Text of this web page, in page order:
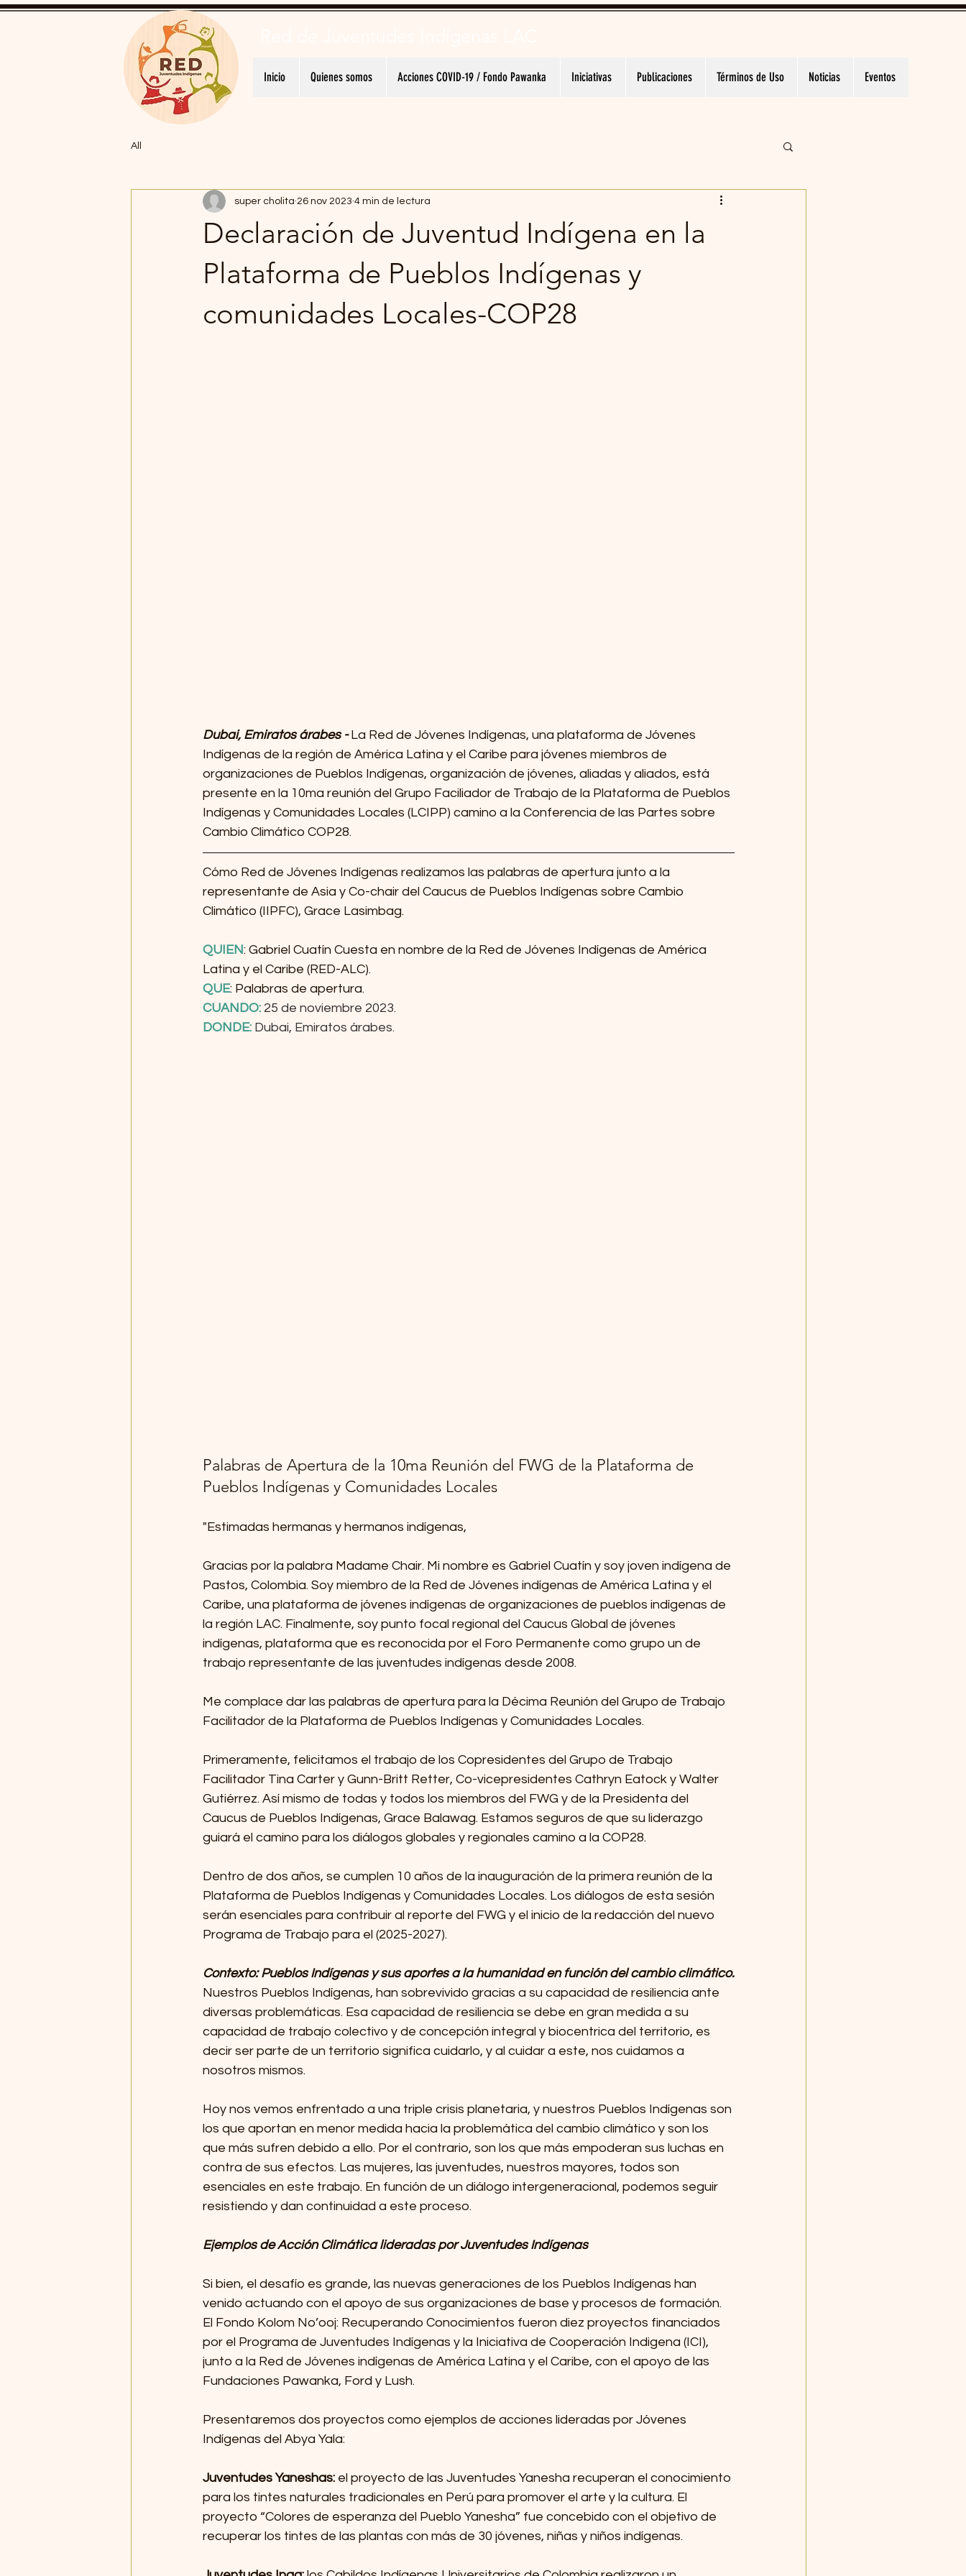
Inicio Quienes somos Acciones COVID-19 / Fondo Pawanka Iniciativas Publicaciones Términos de Uso Noticias Eventos
All
Declaración de Juventud Indígena en la
Plataforma de Pueblos Indígenas y
comunidades Locales-COP28
super cholita 26 nov 2023 4 min de lectura
Dubai, Emiratos árabes - La Red de Jóvenes Indígenas, una plataforma de Jóvenes
Indígenas de la región de América Latina y el Caribe para jóvenes miembros de
organizaciones de Pueblos Indígenas, organización de jóvenes, aliadas y aliados, está
presente en la 10ma reunión del Grupo Faciliador de Trabajo de la Plataforma de Pueblos
Indígenas y Comunidades Locales (LCIPP) camino a la Conferencia de las Partes sobre
Cambio Climático COP28.
Cómo Red de Jóvenes Indígenas realizamos las palabras de apertura junto a la
representante de Asia y Co-chair del Caucus de Pueblos Indígenas sobre Cambio
Climático (IIPFC), Grace Lasimbag.
QUIEN: Gabriel Cuatín Cuesta en nombre de la Red de Jóvenes Indígenas de América
Latina y el Caribe (RED-ALC).
QUE: Palabras de apertura.
CUANDO: 25 de noviembre 2023.
DONDE: Dubai, Emiratos árabes.
Palabras de Apertura de la 10ma Reunión del FWG de la Plataforma de
Pueblos Indígenas y Comunidades Locales
"Estimadas hermanas y hermanos indígenas,
Gracias por la palabra Madame Chair. Mi nombre es Gabriel Cuatín y soy joven indígena de
Pastos, Colombia. Soy miembro de la Red de Jóvenes indígenas de América Latina y el
Caribe, una plataforma de jóvenes indígenas de organizaciones de pueblos indígenas de
la región LAC. Finalmente, soy punto focal regional del Caucus Global de jóvenes
indígenas, plataforma que es reconocida por el Foro Permanente como grupo un de
trabajo representante de las juventudes indígenas desde 2008.
Me complace dar las palabras de apertura para la Décima Reunión del Grupo de Trabajo
Facilitador de la Plataforma de Pueblos Indígenas y Comunidades Locales.
Primeramente, felicitamos el trabajo de los Copresidentes del Grupo de Trabajo
Facilitador Tina Carter y Gunn-Britt Retter, Co-vicepresidentes Cathryn Eatock y Walter
Gutiérrez. Así mismo de todas y todos los miembros del FWG y de la Presidenta del
Caucus de Pueblos Indígenas, Grace Balawag. Estamos seguros de que su liderazgo
guiará el camino para los diálogos globales y regionales camino a la COP28.
Dentro de dos años, se cumplen 10 años de la inauguración de la primera reunión de la
Plataforma de Pueblos Indígenas y Comunidades Locales. Los diálogos de esta sesión
serán esenciales para contribuir al reporte del FWG y el inicio de la redacción del nuevo
Programa de Trabajo para el (2025-2027).
Contexto: Pueblos Indígenas y sus aportes a la humanidad en función del cambio climático.
Nuestros Pueblos Indígenas, han sobrevivido gracias a su capacidad de resiliencia ante
diversas problemáticas. Esa capacidad de resiliencia se debe en gran medida a su
capacidad de trabajo colectivo y de concepción integral y biocentrica del territorio, es
decir ser parte de un territorio significa cuidarlo, y al cuidar a este, nos cuidamos a
nosotros mismos.
Hoy nos vemos enfrentado a una triple crisis planetaria, y nuestros Pueblos Indígenas son
los que aportan en menor medida hacia la problemática del cambio climático y son los
que más sufren debido a ello. Por el contrario, son los que más empoderan sus luchas en
contra de sus efectos. Las mujeres, las juventudes, nuestros mayores, todos son
esenciales en este trabajo. En función de un diálogo intergeneracional, podemos seguir
resistiendo y dan continuidad a este proceso.
Ejemplos de Acción Climática lideradas por Juventudes Indígenas
Si bien, el desafío es grande, las nuevas generaciones de los Pueblos Indígenas han
venido actuando con el apoyo de sus organizaciones de base y procesos de formación.
El Fondo Kolom No’ooj: Recuperando Conocimientos fueron diez proyectos financiados
por el Programa de Juventudes Indígenas y la Iniciativa de Cooperación Indigena (ICI),
junto a la Red de Jóvenes indígenas de América Latina y el Caribe, con el apoyo de las
Fundaciones Pawanka, Ford y Lush.
Presentaremos dos proyectos como ejemplos de acciones lideradas por Jóvenes
Indígenas del Abya Yala:
Juventudes Yaneshas: el proyecto de las Juventudes Yanesha recuperan el conocimiento
para los tintes naturales tradicionales en Perú para promover el arte y la cultura. El
proyecto “Colores de esperanza del Pueblo Yanesha” fue concebido con el objetivo de
recuperar los tintes de las plantas con más de 30 jóvenes, niñas y niños indígenas.